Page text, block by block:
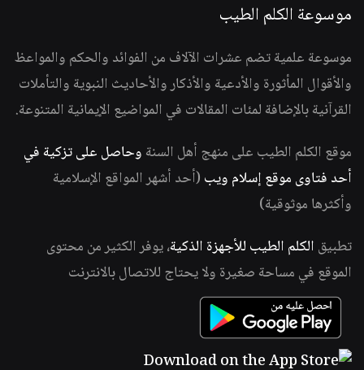
موسوعة الكلم الطيب
موسوعة علمية تضم عشرات الآلاف من الفوائد والحكم والمواعظ
والأقوال المأثورة والأدعية والأذكار والأحاديث النبوية والتأملات
القرآنية بالإضافة لمئات المقالات في المواضيع الإيمانية المتنوعة.
موقع الكلم الطيب على منهج أهل السنة وحاصل على تزكية في
أحد فتاوى موقع إسلام ويب (أحد أشهر المواقع الإسلامية
وأكثرها موثوقية)
تطبيق الكلم الطيب للأجهزة الذكية، يوفر الكثير من محتوى
الموقع في مساحة صغيرة ولا يحتاج للاتصال بالانترنت